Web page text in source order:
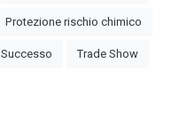
Protezione rischio chimico
Trade Show